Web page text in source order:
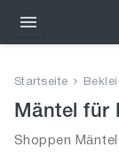
Bekleidung
Wäsche
Startseite
Mäntel für
Shoppen